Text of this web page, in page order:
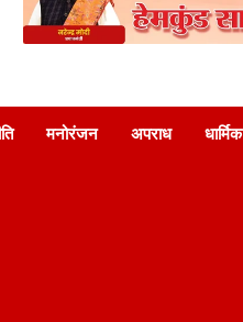
मनोरंजन अपराध धार्मिक